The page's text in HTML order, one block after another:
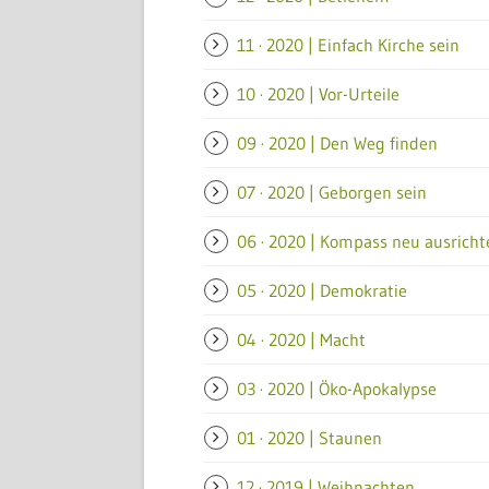
11 · 2020 | Einfach Kirche sein
10 · 2020 | Vor-Urteile
09 · 2020 | Den Weg finden
07 · 2020 | Geborgen sein
06 · 2020 | Kompass neu
05 · 2020 | Demokratie
04 · 2020 | Macht
03 · 2020 | Öko-Apokalypse
01 · 2020 | Staunen